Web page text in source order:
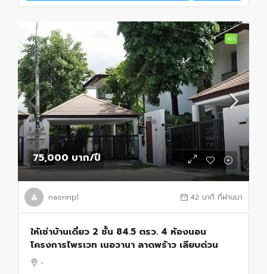
เช่า
75,000 บาท/ปี
naorinpl 42 นาที ที่ผ่านมา
ให้เช่าบ้านเดี่ยว 2 ชั้น 84.5 ตรว. 4 ห้องนอน
โครงการไพรเวท เนอวานา ลาดพร้าว เลียบด่วน
-